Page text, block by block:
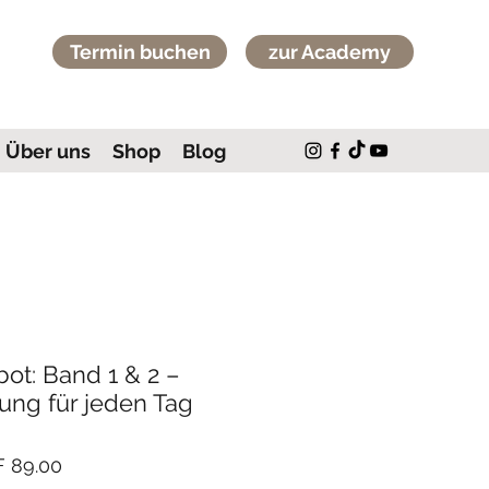
Termin buchen zur Academy
Über uns Shop Blog
Band 1 & 2 –
für jeden Tag
89.00